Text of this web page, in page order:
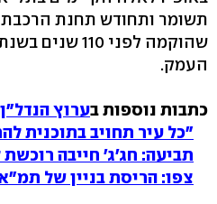
תשומר ותחודש תחנת
העמק.
כתבות נוספות בערוץ הנדל"ן
"כל עיר תחויב בתוכנית
תביעה: חג'ג' חייבה
צפו: הריסת בניין של תמ"א 38 ליד